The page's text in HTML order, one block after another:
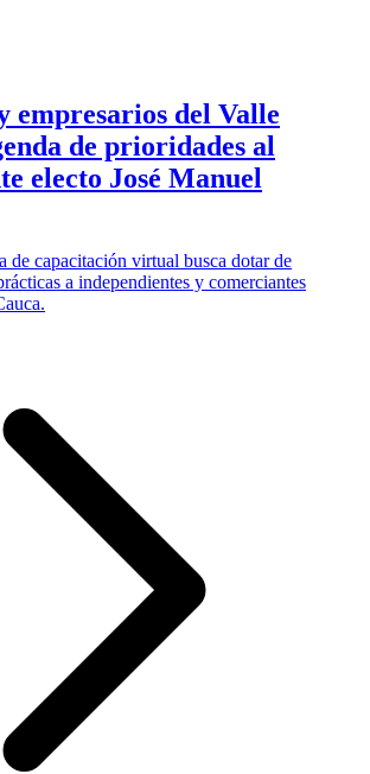
empresarios del Valle
de prioridades al
electo José Manuel